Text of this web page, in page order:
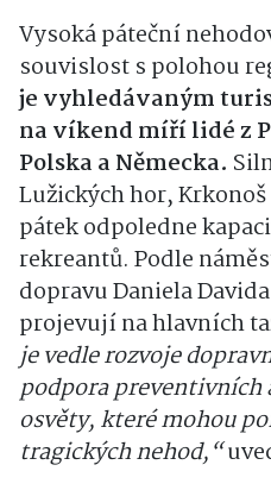
Vysoká páteční
souvislost s polohou
je vyhledávaným
na víkend míří lidé z
Polska a Německa.
Lužických hor,
pátek odpoledne
rekreantů. Podle
dopravu Daniela
projevují na hlavních
je vedle rozvoje
podpora
osvěty, které mohou
tragických nehod,“